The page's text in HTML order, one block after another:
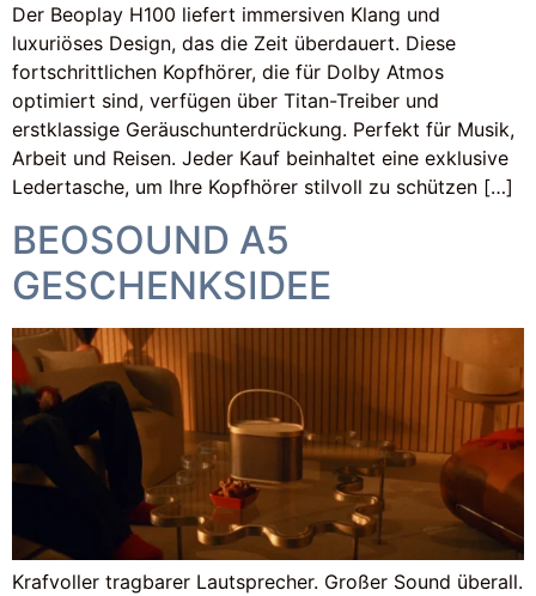
Der Beoplay H100 liefert immersiven Klang und
luxuriöses Design, das die Zeit überdauert. Diese
fortschrittlichen Kopfhörer, die für Dolby Atmos
optimiert sind, verfügen über Titan-Treiber und
erstklassige Geräuschunterdrückung. Perfekt für Musik,
Arbeit und Reisen. Jeder Kauf beinhaltet eine exklusive
Ledertasche, um Ihre Kopfhörer stilvoll zu schützen […]
BEOSOUND A5
GESCHENKSIDEE
Krafvoller tragbarer Lautsprecher. Großer Sound überall.